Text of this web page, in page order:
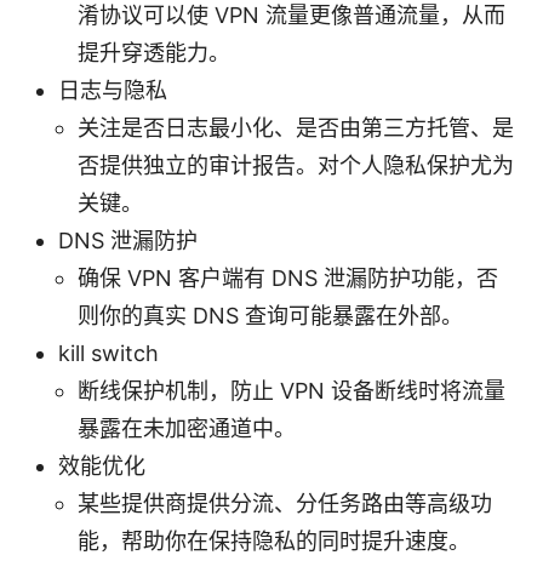
淆协议可以使 VPN 流量更像普通流量，从而
提升穿透能力。
日志与隐私
关注是否日志最小化、是否由第三方托管、是
否提供独立的审计报告。对个人隐私保护尤为
关键。
DNS 泄漏防护
确保 VPN 客户端有 DNS 泄漏防护功能，否
则你的真实 DNS 查询可能暴露在外部。
kill switch
断线保护机制，防止 VPN 设备断线时将流量
暴露在未加密通道中。
效能优化
某些提供商提供分流、分任务路由等高级功
能，帮助你在保持隐私的同时提升速度。